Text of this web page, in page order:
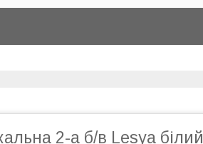
2-а б/в Lesya білий